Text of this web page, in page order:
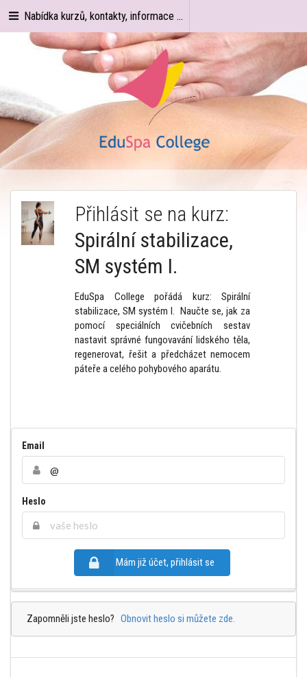
Nabídka kurzů, kontakty, informace ...
Přihlásit se na kurz:
Spirální stabilizace,
SM systém I.
EduSpa College pořádá kurz: Spirální
stabilizace, SM systém I. Naučte se, jak za
pomocí speciálních cvičebních sestav
nastavit správné fungovavání lidského těla,
regenerovat, řešit a předcházet nemocem
páteře a celého pohybového aparátu.
Email
Heslo
Mám již účet, přihlásit se
Zapomněli jste heslo? Obnovit heslo si můžete zde.